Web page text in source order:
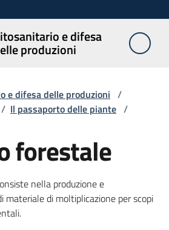
e difesa
produzioni
e difesa delle produzioni /
/ Il passaporto delle piante /
forestale
nella produzione e
materiale di moltiplicazione per scopi